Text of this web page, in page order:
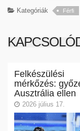
Kategóriák Férfi
Felkészülési
mérkőzés:
Ausztrália ellen
2026 július 17.